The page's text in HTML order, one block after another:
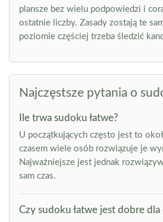
plansze bez wielu podpowiedzi i
ostatnie liczby. Zasady zostają te
poziomie częściej trzeba śledzić
Najczęstsze pytania o
Ile trwa sudoku łatwe?
U początkujących często jest to
czasem wiele osób rozwiązuje je
Najważniejsze jest jednak
sam czas.
Czy sudoku łatwe jest dobre dla